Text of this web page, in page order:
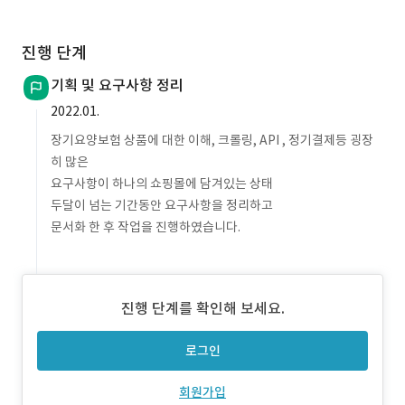
진행 단계
기획 및 요구사항 정리
2022.01.
장기요양보험 상품에 대한 이해, 크롤링, API , 정기결제등 굉장
히 많은
요구사항이 하나의 쇼핑몰에 담겨있는 상태
두달이 넘는 기간동안 요구사항을 정리하고
문서화 한 후 작업을 진행하였습니다.
진행 단계를 확인해 보세요.
로그인
회원가입